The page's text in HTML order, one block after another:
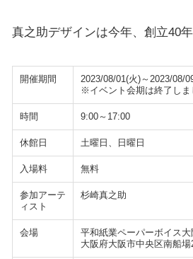
真之助デザインは今年、創立40年
開催期間
2023/08/01(火)～2023/08/
※イベント会期は終了しま
時間 9:00～17:00
休館日 土曜日、日曜日
入場料 無料
参加アーテ
ィスト
杉崎真之助
会場
平和紙業ペーパーボイス大
大阪府大阪市中央区南船場